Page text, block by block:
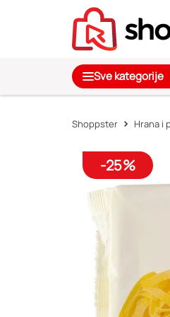
Sve kategorije
Shoppster Hrana i
-25%